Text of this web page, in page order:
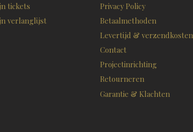
tickets
verlanglijst
Privacy Policy
Betaalmethoden
Levertijd & verzendkosten
Contact
Projectinrichting
Retourneren
Garantie & Klachten